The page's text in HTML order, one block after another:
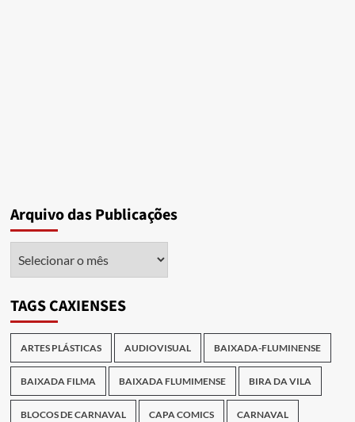
Arquivo das Publicações
TAGS CAXIENSES
ARTES PLÁSTICAS AUDIOVISUAL BAIXADA-FLUMINENSE
BAIXADA FILMA BAIXADA FLUMIMENSE BIRA DA VILA
BLOCOS DE CARNAVAL CAPA COMICS CARNAVAL